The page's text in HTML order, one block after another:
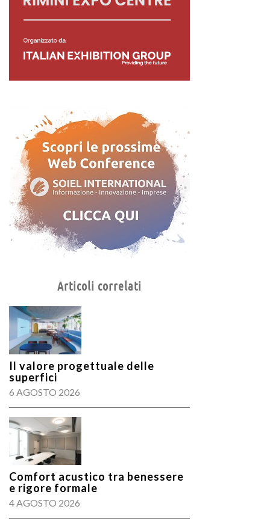
Articoli correlati
Il valore progettuale delle
superfici
6 AGOSTO 2026
Comfort acustico tra benessere
e rigore formale
4 AGOSTO 2026